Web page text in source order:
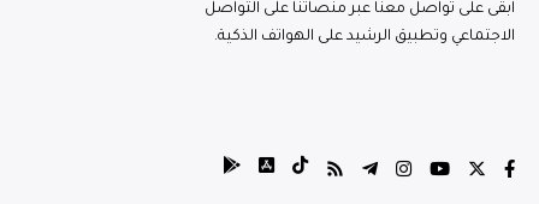
ابقى على تواصل معنا عبر منصاتنا على التواصل
الاجتماعي وتطبيق الرشيد على الهواتف الذكية.